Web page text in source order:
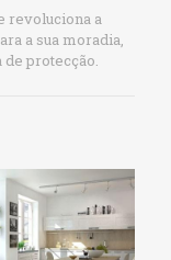
revoluciona a
a sua moradia,
protecção.